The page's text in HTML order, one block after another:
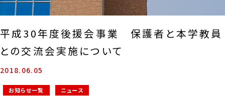
平成30年度後援会事業 保護者と本学教員
との交流会実施について
2018.06.05
お知らせ一覧 ニュース